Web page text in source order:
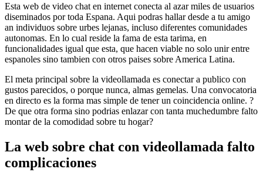
Esta web de video chat en internet conecta al azar miles de usuarios
diseminados por toda Espana. Aqui podras hallar desde a tu amigo
an individuos sobre urbes lejanas, incluso diferentes comunidades
autonomas. En lo cual reside la fama de esta tarima, en
funcionalidades igual que esta, que hacen viable no solo unir entre
espanoles sino tambien con otros paises sobre America Latina.
El meta principal sobre la videollamada es conectar a publico con
gustos parecidos, o porque nunca, almas gemelas. Una convocatoria
en directo es la forma mas simple de tener un coincidencia online. ?
De que otra forma sino podrias enlazar con tanta muchedumbre falto
montar de la comodidad sobre tu hogar?
La web sobre chat con videollamada falto
complicaciones